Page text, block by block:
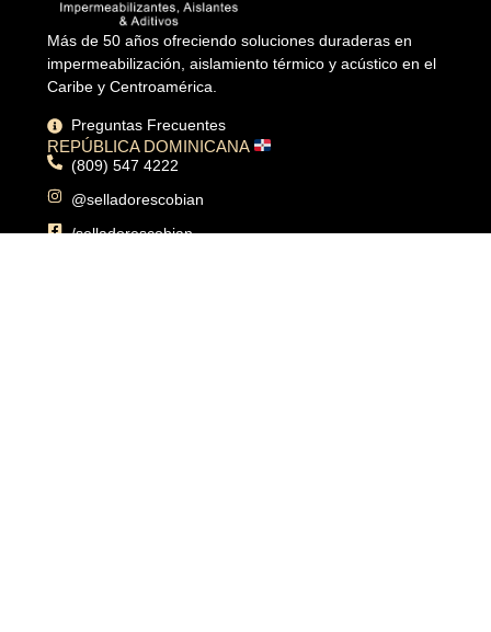
Más de 50 años ofreciendo soluciones duraderas en
impermeabilización, aislamiento térmico y acústico en el
Caribe y Centroamérica.
Preguntas Frecuentes
REPÚBLICA DOMINICANA
(809) 547 4222
@selladorescobian
/selladorescobian